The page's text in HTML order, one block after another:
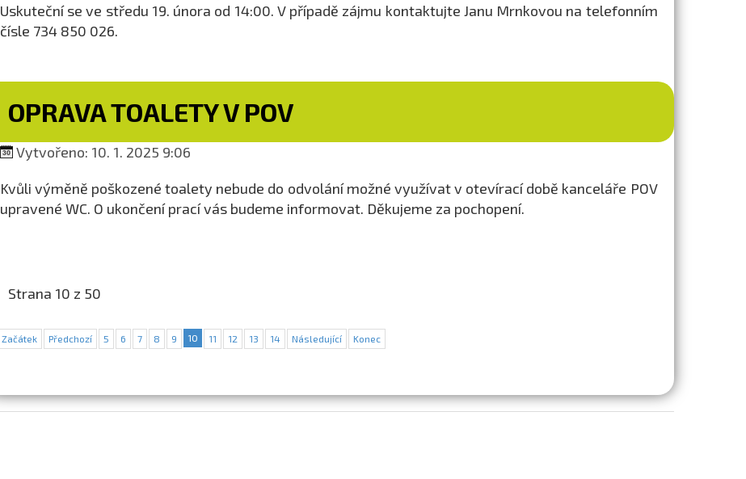
Uskuteční se ve středu 19. února od 14:00. V případě zájmu kontaktujte Janu Mrnkovou na telefonním
čísle 734 850 026.
OPRAVA TOALETY V POV
Vytvořeno: 10. 1. 2025 9:06
Kvůli výměně poškozené toalety nebude do odvolání možné využívat v otevírací době kanceláře POV
upravené WC. O ukončení prací vás budeme informovat. Děkujeme za pochopení.
Strana 10 z 50
Začátek Předchozí 5 6 7 8 9 10 11 12 13 14 Následující Konec